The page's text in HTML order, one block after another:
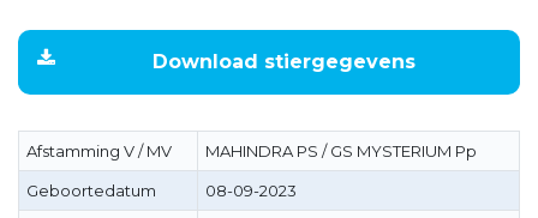
Download stiergegevens
Afstamming V / MV MAHINDRA PS / GS MYSTERIUM Pp
Geboortedatum 08-09-2023